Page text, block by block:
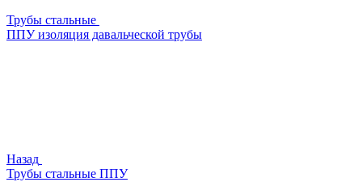
Трубы стальные
ППУ изоляция давальческой трубы
Назад
Трубы стальные ППУ